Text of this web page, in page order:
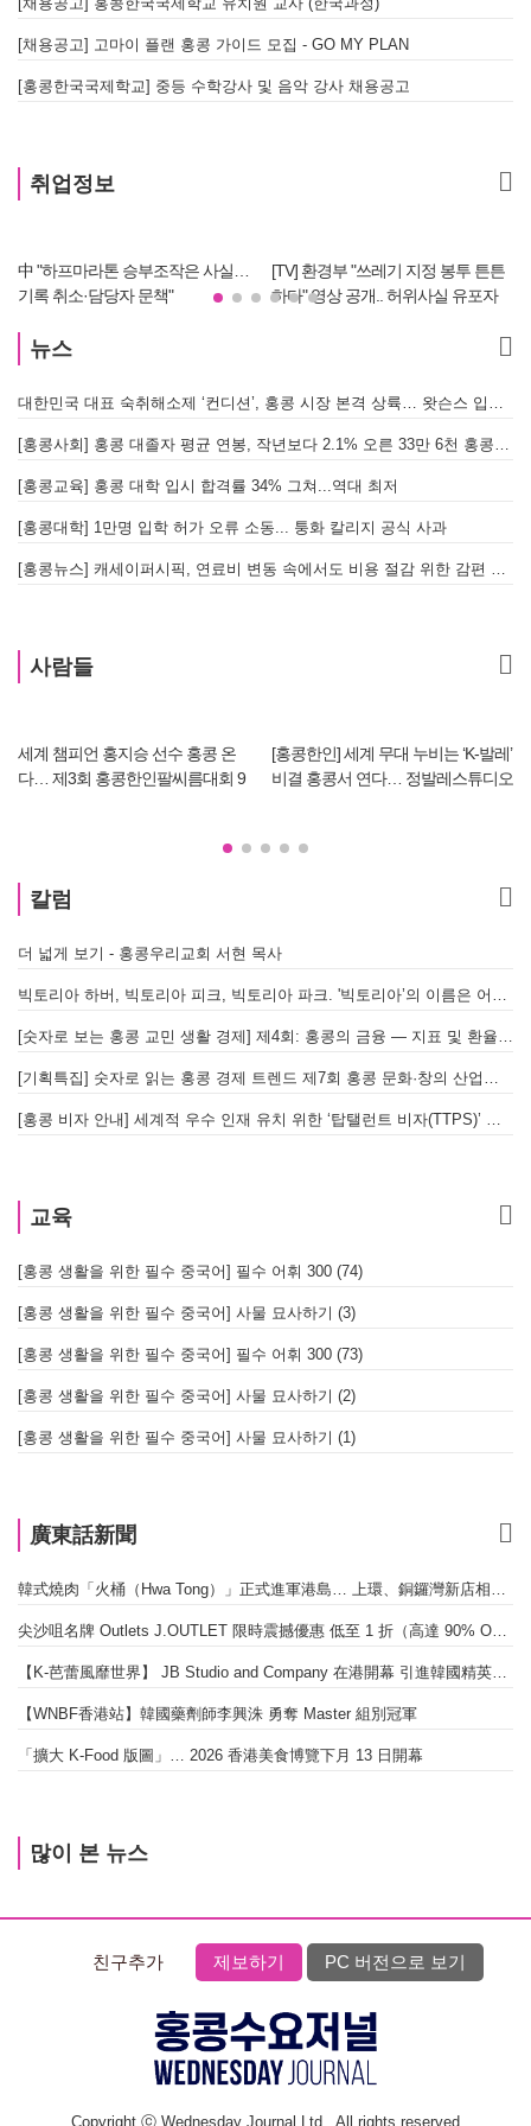
[채용공고] 고마이 플랜 홍콩 가이드 모집 - GO MY PLAN
[홍콩한국국제학교] 중등 수학강사 및 음악 강사 채용공고
취업정보
中 "하프마라톤 승부조작은 사실…
기록 취소·담당자 문책"
[TV] 환경부 "쓰레기 지정 봉투 튼튼
하다" 영상 공개.. 허위사실 유포자
뉴스
대한민국 대표 숙취해소제 ‘컨디션’, 홍콩 시장 본격 상륙… 왓슨스 입점 기념 할인 행사 진행
[홍콩사회] 홍콩 대졸자 평균 연봉, 작년보다 2.1% 오른 33만 6천 홍콩달러 기록
[홍콩교육] 홍콩 대학 입시 합격률 34% 그쳐...역대 최저
[홍콩대학] 1만명 입학 허가 오류 소동... 퉁화 칼리지 공식 사과
[홍콩뉴스] 캐세이퍼시픽, 연료비 변동 속에서도 비용 절감 위한 감편 계획 없어
사람들
세계 챔피언 홍지승 선수 홍콩 온
다… 제3회 홍콩한인팔씨름대회 9
[홍콩한인] 세계 무대 누비는 ‘K-발레’
비결 홍콩서 연다… 정발레스튜디오
칼럼
더 넓게 보기 - 홍콩우리교회 서현 목사
빅토리아 하버, 빅토리아 피크, 빅토리아 파크. '빅토리아’의 이름은 어떻게 온 걸까? - [이승권 원장의 생활칼럼]
[숫자로 보는 홍콩 교민 생활 경제] 제4회: 홍콩의 금융 — 지표 및 환율, MPF 운영 현황
[기획특집] 숫자로 읽는 홍콩 경제 트렌드 제7회 홍콩 문화·창의 산업의 구조와 분야별 동향
[홍콩 비자 안내] 세계적 우수 인재 유치 위한 ‘탑탤런트 비자(TTPS)’ 주요 요건
교육
[홍콩 생활을 위한 필수 중국어] 필수 어휘 300 (74)
[홍콩 생활을 위한 필수 중국어] 사물 묘사하기 (3)
[홍콩 생활을 위한 필수 중국어] 필수 어휘 300 (73)
[홍콩 생활을 위한 필수 중국어] 사물 묘사하기 (2)
[홍콩 생활을 위한 필수 중국어] 사물 묘사하기 (1)
廣東話新聞
韓式燒肉「火桶（Hwa Tong）」正式進軍港島… 上環、銅鑼灣新店相繼開幕
尖沙咀名牌 Outlets J.OUTLET 限時震撼優惠 低至 1 折（高達 90% OFF）
【K-芭蕾風靡世界】 JB Studio and Company 在港開幕 引進韓國精英芭蕾教育系統
【WNBF香港站】韓國藥劑師李興洙 勇奪 Master 組別冠軍
「擴大 K-Food 版圖」… 2026 香港美食博覽下月 13 日開幕
많이 본 뉴스
친구추가 제보하기 PC 버전으로 보기
Copyright ⓒ Wednesday Journal Ltd., All rights reserved